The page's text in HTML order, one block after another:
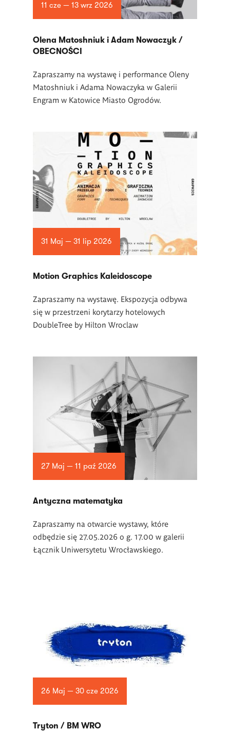
11 cze — 13 wrz 2026
Olena Matoshniuk i Adam Nowaczyk /
OBECNOŚCI
Zapraszamy na wystawę i performance Oleny
Matoshniuk i Adama Nowaczyka w Galerii
Engram w Katowice Miasto Ogrodów.
31 Maj — 31 lip 2026
Motion Graphics Kaleidoscope
Zapraszamy na wystawę. Ekspozycja odbywa
się w przestrzeni korytarzy hotelowych
DoubleTree by Hilton Wroclaw
27 Maj — 11 paź 2026
Antyczna matematyka
Zapraszamy na otwarcie wystawy, które
odbędzie się 27.05.2026 o g. 17.00 w galerii
Łącznik Uniwersytetu Wrocławskiego.
26 Maj — 30 cze 2026
Tryton / BM WRO